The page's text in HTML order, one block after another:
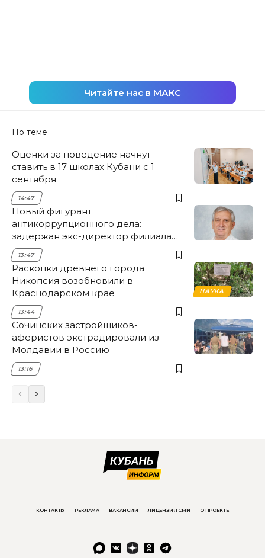
Читайте нас в МАКС
По теме
Оценки за поведение начнут
ставить в 17 школах Кубани с 1
сентября
14:47
Новый фигурант
антикоррупционного дела:
задержан экс-директор филиала
НЭСК Крымска
13:47
НАУКА
Раскопки древнего города
Никопсия возобновили в
Краснодарском крае
13:44
Сочинских застройщиков-
аферистов экстрадировали из
Молдавии в Россию
13:16
КОНТАКТЫ РЕКЛАМА ВАКАНСИИ ЛИЦЕНЗИЯ СМИ О ПРОЕКТЕ